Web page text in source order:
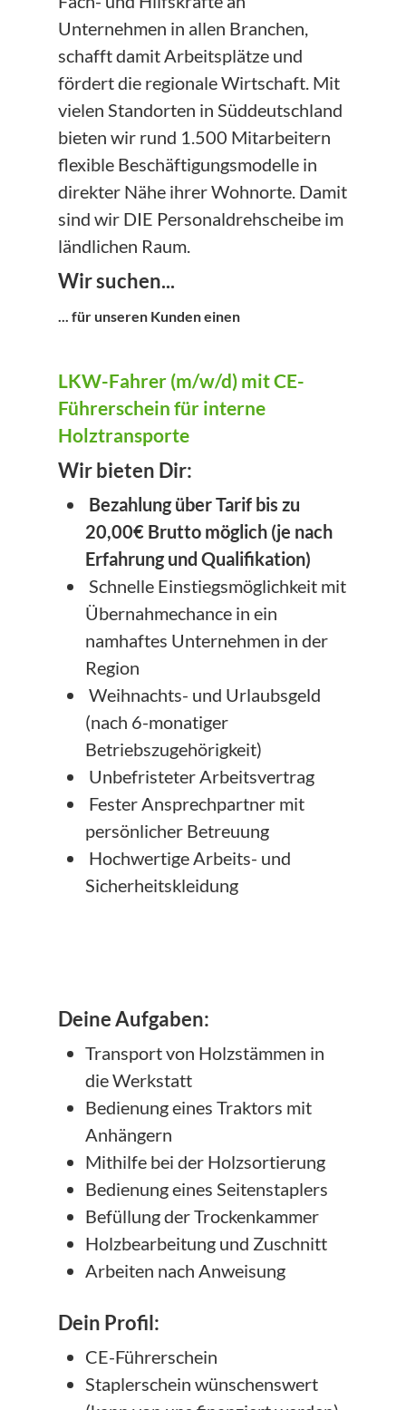
Unternehmen in allen Branchen,
schafft damit Arbeitsplätze und
fördert die regionale Wirtschaft. Mit
vielen Standorten in Süddeutschland
bieten wir rund 1.500 Mitarbeitern
flexible Beschäftigungsmodelle in
direkter Nähe ihrer Wohnorte. Damit
sind wir DIE Personaldrehscheibe im
ländlichen Raum.
Wir suchen...
... für unseren Kunden einen
LKW-Fahrer (m/w/d) mit CE-
Führerschein für interne
Holztransporte
Wir bieten Dir:
Bezahlung über Tarif bis zu
20,00€ Brutto möglich (je nach
Erfahrung und Qualifikation)
Schnelle Einstiegsmöglichkeit mit
Übernahmechance in ein
namhaftes Unternehmen in der
Region
Weihnachts- und Urlaubsgeld
(nach 6-monatiger
Betriebszugehörigkeit)
Unbefristeter Arbeitsvertrag
Fester Ansprechpartner mit
persönlicher Betreuung
Hochwertige Arbeits- und
Sicherheitskleidung
Deine Aufgaben:
Transport von Holzstämmen in
die Werkstatt
Bedienung eines Traktors mit
Anhängern
Mithilfe bei der Holzsortierung
Bedienung eines Seitenstaplers
Befüllung der Trockenkammer
Holzbearbeitung und Zuschnitt
Arbeiten nach Anweisung
Dein Profil:
CE-Führerschein
Staplerschein wünschenswert